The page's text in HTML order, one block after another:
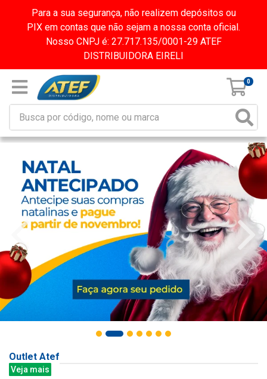
Para a sua segurança, não realizem depósitos ou
PIX em contas que não sejam a nossa conta oficial.
Nosso CNPJ é: 27.717.135/0001-29 ATEF
DISTRIBUIDORA EIRELI
0
Outlet Atef
Veja mais